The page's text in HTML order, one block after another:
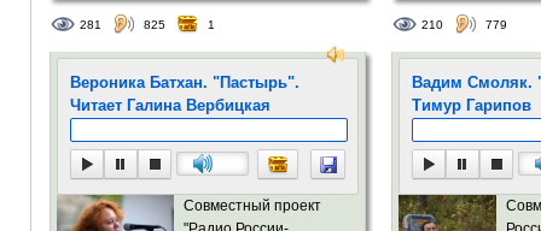
281 825 1 210 779
Вероника Батхан. "Пастырь".
Читает Галина Вербицкая
Совместный проект
Вадим Смоляк.
Тимур Гарипов